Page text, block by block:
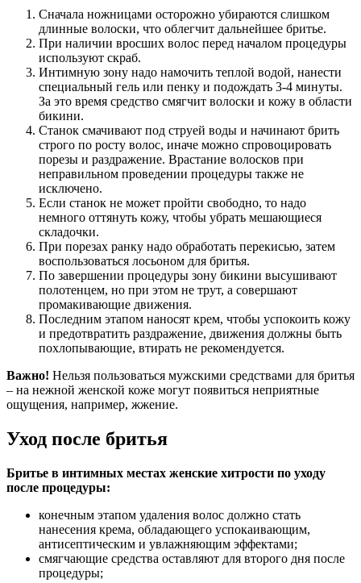
Сначала ножницами осторожно убираются слишком
длинные волоски, что облегчит дальнейшее бритье.
При наличии вросших волос перед началом процедуры
используют скраб.
Интимную зону надо намочить теплой водой, нанести
специальный гель или пенку и подождать 3-4 минуты.
За это время средство смягчит волоски и кожу в области
бикини.
Станок смачивают под струей воды и начинают брить
строго по росту волос, иначе можно спровоцировать
порезы и раздражение. Врастание волосков при
неправильном проведении процедуры также не
исключено.
Если станок не может пройти свободно, то надо
немного оттянуть кожу, чтобы убрать мешающиеся
складочки.
При порезах ранку надо обработать перекисью, затем
воспользоваться лосьоном для бритья.
По завершении процедуры зону бикини высушивают
полотенцем, но при этом не трут, а совершают
промакивающие движения.
Последним этапом наносят крем, чтобы успокоить кожу
и предотвратить раздражение, движения должны быть
похлопывающие, втирать не рекомендуется.
Важно! Нельзя пользоваться мужскими средствами для бритья
– на нежной женской коже могут появиться неприятные
ощущения, например, жжение.
Уход после бритья
Бритье в интимных местах женские хитрости по уходу
после процедуры:
конечным этапом удаления волос должно стать
нанесения крема, обладающего успокаивающим,
антисептическим и увлажняющим эффектами;
смягчающие средства оставляют для второго дня после
процедуры;